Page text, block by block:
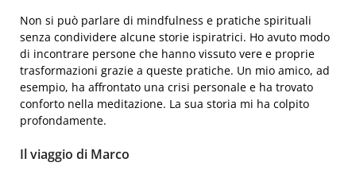
Non si può parlare di mindfulness e pratiche spirituali
senza condividere alcune storie ispiratrici. Ho avuto modo
di incontrare persone che hanno vissuto vere e proprie
trasformazioni grazie a queste pratiche. Un mio amico, ad
esempio, ha affrontato una crisi personale e ha trovato
conforto nella meditazione. La sua storia mi ha colpito
profondamente.
Il viaggio di Marco